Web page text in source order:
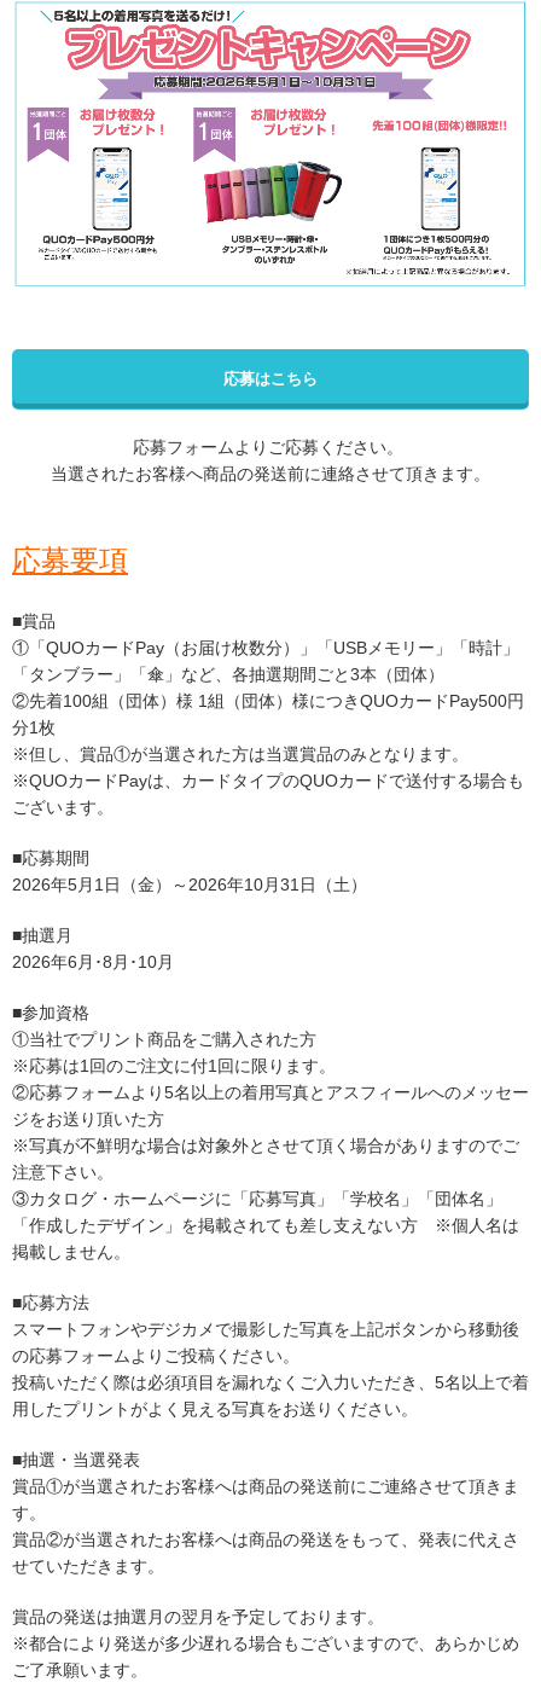
応募はこちら
応募フォームよりご応募ください。
当選されたお客様へ商品の発送前に連絡させて頂きます。
応募要項
■賞品
①「QUOカードPay（お届け枚数分）」「USBメモリー」「時計」
「タンブラー」「傘」など、各抽選期間ごと3本（団体）
②先着100組（団体）様 1組（団体）様につきQUOカードPay500円
分1枚
※但し、賞品①が当選された方は当選賞品のみとなります。
※QUOカードPayは、カードタイプのQUOカードで送付する場合も
ございます。
■応募期間
2026年5月1日（金）～2026年10月31日（土）
■抽選月
2026年6月･8月･10月
■参加資格
①当社でプリント商品をご購入された方
※応募は1回のご注文に付1回に限ります。
②応募フォームより5名以上の着用写真とアスフィールへのメッセー
ジをお送り頂いた方
※写真が不鮮明な場合は対象外とさせて頂く場合がありますのでご
注意下さい。
③カタログ・ホームページに「応募写真」「学校名」「団体名」
「作成したデザイン」を掲載されても差し支えない方 ※個人名は
掲載しません。
■応募方法
スマートフォンやデジカメで撮影した写真を上記ボタンから移動後
の応募フォームよりご投稿ください。
投稿いただく際は必須項目を漏れなくご入力いただき、5名以上で着
用したプリントがよく見える写真をお送りください。
■抽選・当選発表
賞品①が当選されたお客様へは商品の発送前にご連絡させて頂きま
す。
賞品②が当選されたお客様へは商品の発送をもって、発表に代えさ
せていただきます。
賞品の発送は抽選月の翌月を予定しております。
※都合により発送が多少遅れる場合もございますので、あらかじめ
ご了承願います。